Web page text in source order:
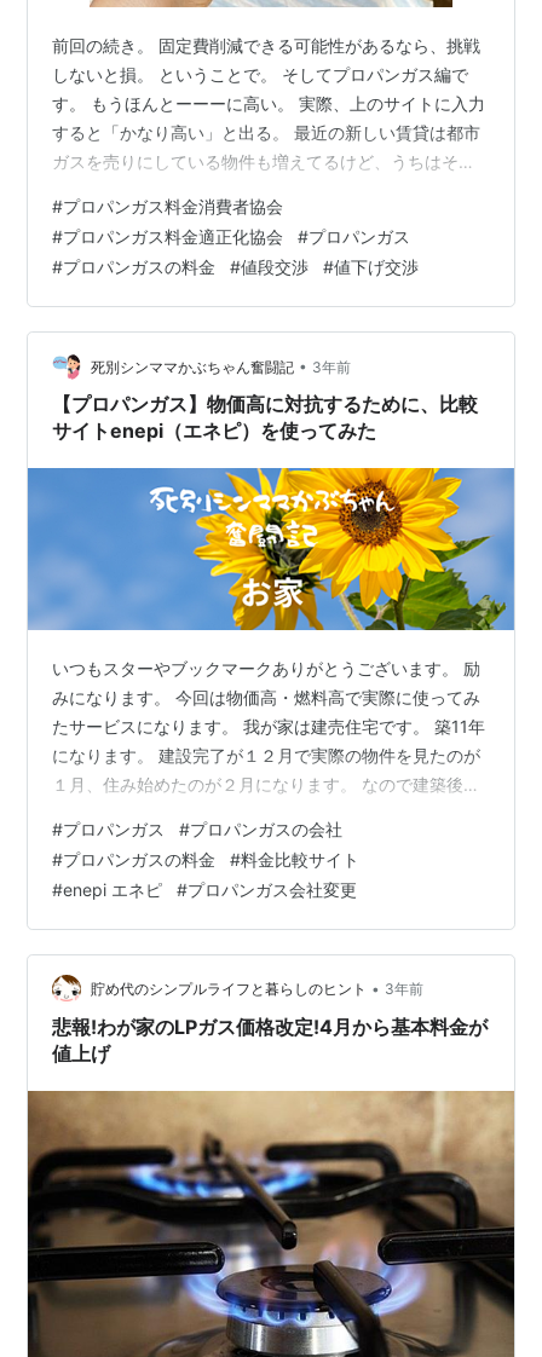
前回の続き。 固定費削減できる可能性があるなら、挑戦
しないと損。 ということで。 そしてプロパンガス編で
す。 もうほんとーーーに高い。 実際、上のサイトに入力
すると「かなり高い」と出る。 最近の新しい賃貸は都市
ガスを売りにしている物件も増えてるけど、うちはそこ
ガス業者がズブズブな関係なんだろう。 通常プロパンガ
ス設置に関わる初期費用は、大家さんが負担する。 で
も、ガス会社によっては「うちの会社使ってくれたら初
期費用はうちで持つよ〜」って言いつつ、初期費用分を
借り主に価格転嫁する、ということもあるらしい。 そし
て、プロパンガスって、勝手に価格を設…
#プロパンガス料金消費者協会
#プロパンガス料金適正化協会 #プロパンガス
#プロパンガスの料金 #値段交渉 #値下げ交渉
死別シンママかぶちゃん奮闘記 • 3年前
【プロパンガス】物価高に対抗するために、比較
サイトenepi（エネピ）を使ってみた
いつもスターやブックマークありがとうございます。 励
みになります。 今回は物価高・燃料高で実際に使ってみ
たサービスになります。 我が家は建売住宅です。 築11年
になります。 建設完了が１２月で実際の物件を見たのが
１月、住み始めたのが２月になります。 なので建築後間
kabuchan225.com 光熱費が高くなってきたので、一度
見直そうかと思いました。。。。 固定費の削減が一番な
のですが、そもそも二人暮らしなので、固定費も少ない
ですが。 ですが、そもそも携帯電話会社と違って、プロ
パンガスの会社なんて知りません。 対応地域とか色々あ
りますし、どうし…
#プロパンガス #プロパンガスの会社
#プロパンガスの料金 #料金比較サイト
#enepi エネピ #プロパンガス会社変更
貯め代のシンプルライフと暮らしのヒント • 3年前
悲報!わが家のLPガス価格改定!4月から基本料金が
値上げ